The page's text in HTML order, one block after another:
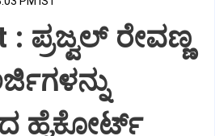
: ಪ್ರಜ್ವಲ್ ರೇವಣ್ಣ
ಹೈಕೋರ್ಟ್